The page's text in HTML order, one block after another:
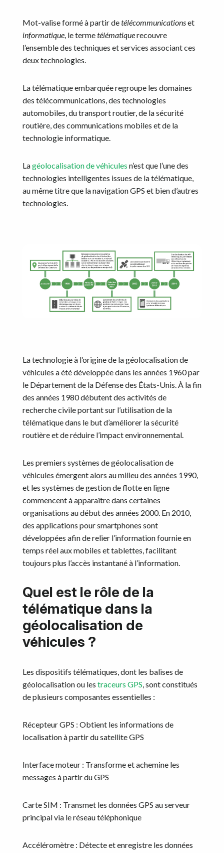
Mot-valise formé à partir detélécommunicationset
informatique , le termetélématiquerecouvre
l’ensemble des techniques et services associant ces
deux technologies.
La télématique embarquée regroupe les domaines
des télécommunications, des technologies
automobiles, du transport routier, de la sécurité
routière, des communications mobiles et de la
technologie informatique.
Lagéolocalisation de véhicules n’est que l’une des
technologies intelligentes issues de la télématique,
au même titre que la navigation GPS et bien d’autres
technologies.
La technologie à l’origine de la géolocalisation de
véhicules a été développée dans les années 1960 par
le Département de la Défense des États-Unis. À la fin
des années 1980 débutent des activités de
recherche civile portant sur l’utilisation de la
télématique dans le but d’améliorer la sécurité
routière et de réduire l’impact environnemental.
Les premiers systèmes de géolocalisation de
véhicules émergent alors au milieu des années 1990,
et les systèmes de gestion de flotte en ligne
commencent à apparaître dans certaines
organisations au début des années 2000. En 2010,
des applications pour smartphones sont
développées afin de relier l’information fournie en
temps réel aux mobiles et tablettes, facilitant
toujours plus l’accès instantané à l’information.
Quel est le rôle de la
télématique dans la
géolocalisation de
véhicules ?
Les dispositifs télématiques, dont les balises de
géolocalisation ou les traceurs GPS, sont constitués
de plusieurs composantes essentielles :
Récepteur GPS : Obtient les informations de
localisation à partir du satellite GPS
Interface moteur : Transforme et achemine les
messages à partir du GPS
Carte SIM : Transmet les données GPS au serveur
principal via le réseau téléphonique
Accéléromètre : Détecte et enregistre les données